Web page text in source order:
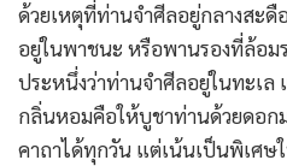
ด้วยเหตุที่ท่านจำศีลอยู่กลางสะดื
อยู่ในพาชนะ หรือพานรองที่ล้อ
ประหนึ่งว่าท่านจำศีลอยู่ในทะเ
กลิ่นหอมคือให้บูชาท่านด้วยดอก
คาถาได้ทุกวัน แต่เน้นเป็นพิเศษ